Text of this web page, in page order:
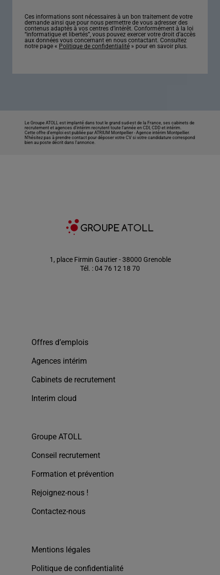
Ces informations sont nécessaires à un bon traitement de votre
demande ainsi que pour nous permettre de vous adresser des
contenus adaptés à vos centres d’intérêt. Conformément à la loi
“informatique et libertés”, vous pouvez exercer votre droit d’accès
aux données vous concernant en nous contactant. Consultez
notre page « Politique de confidentialité » pour en savoir plus.
Le Groupe ATOLL est implanté dans tout le grand sud-est de la France, ses cabinets de
recrutement et agences d’intérim recrutent toute l’année en CDI, CDD et intérim.
Cette offre d’emploi est publiée par ATRIUM Montpellier -Agence intérim Montpellier.
N’hésitez pas à prendre contact pour déposer votre CV si votre candidature correspond
bien au poste décrit dans l'annonce.
1, place Firmin Gautier - 38000 Grenoble
Tél. : 04 76 12 18 70
Offres d’emplois
Agences intérim
Cabinets de recrutement
Interim cloud
Groupe ATOLL
Conseil recrutement
Formation et prévention
Rejoignez-nous !
Contactez-nous
Mentions légales
Politique de confidentialité